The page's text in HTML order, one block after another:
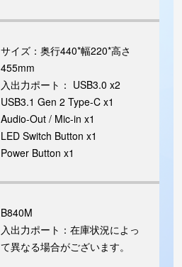
サイズ：奥行440*幅220*高さ
455mm
入出力ポート： USB3.0 x2
USB3.1 Gen 2 Type-C x1
Audio-Out / Mic-in x1
LED Switch Button x1
Power Button x1
B840M
入出力ポート：在庫状況によっ
て異なる場合がございます。